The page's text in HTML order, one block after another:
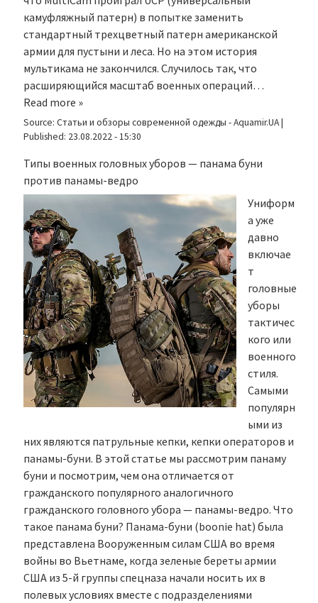
камуфляжный патерн) в попытке заменить
стандартный трехцветный патерн американской
армии для пустыни и леса. Но на этом история
мультикама не закончился. Случилось так, что
расширяющийся масштаб военных операций…
Read more »
Source: Статьи и обзоры современной одежды - Aquamir.UA|
Published: 23.08.2022 - 15:30
Типы военных головных уборов — панама буни
против панамы-ведро
Униформ
а уже
давно
включае
т
головные
уборы
тактичес
кого или
военного
стиля.
Самыми
популярн
ыми из
них являются патрульные кепки, кепки операторов и
панамы-буни. В этой статье мы рассмотрим панаму
буни и посмотрим, чем она отличается от
гражданского популярного аналогичного
гражданского головного убора — панамы-ведро. Что
такое панама буни? Панама-буни (boonie hat) была
представлена Вооруженным силам США во время
войны во Вьетнаме, когда зеленые береты армии
США из 5-й группы спецназа начали носить их в
полевых условиях вместе с подразделениями